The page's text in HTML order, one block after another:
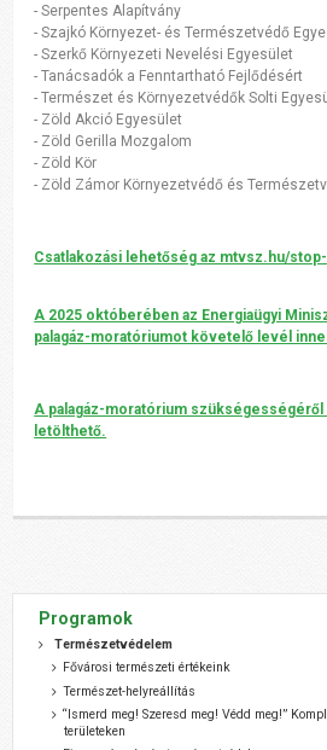
- Serpentes Alapítvány
- Szajkó Környezet- és Természetvédő
- Szerkő Környezeti Nevelési Egyesület
- Tanácsadók a Fenntartható Fejlődésért
- Természet és Környezetvédők Solti
- Zöld Akció Egyesület
- Zöld Gerilla Mozgalom
- Zöld Kör
- Zöld Zámor Környezetvédő és
Csatlakozási lehetőség az mtvsz.hu/stop-
A 2025 októberében az Energiaügyi
palagáz-moratóriumot követelő levél
A palagáz-moratórium szükségességéről
letölthető.
Programok
Természetvédelem
Fővárosi természeti értékeink
Természet-helyreállítás
“Ismerd meg! Szeresd meg! Védd meg!”
területeken